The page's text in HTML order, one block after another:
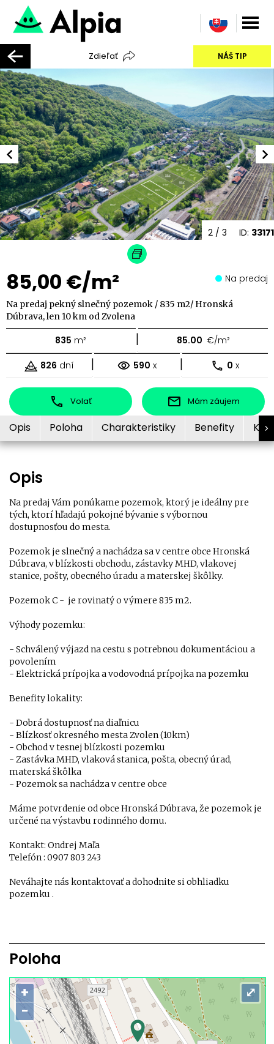
Zdieľať NÁŠ TIP
ID: 33171
2 / 3
85,00 €/m² Na predaj
Na predaj pekný slnečný pozemok / 835 m2/ Hronská
Dúbrava, len 10 km od Zvolena
835 m² | 85.00 €/m²
826 dní | 590 x | 0 x
Volať Mám záujem
Opis Poloha Charakteristiky Benefity
Opis
Na predaj Vám ponúkame pozemok, ktorý je ideálny pre
tých, ktorí hľadajú pokojné bývanie s výbornou
dostupnosťou do mesta.
Pozemok je slnečný a nachádza sa v centre obce Hronská
Dúbrava, v blízkosti obchodu, zástavky MHD, vlakovej
stanice, pošty, obecného úradu a materskej škôlky.
Pozemok C - je rovinatý o výmere 835 m2.
Výhody pozemku:
- Schválený výjazd na cestu s potrebnou dokumentáciou a
povolením
- Elektrická prípojka a vodovodná prípojka na pozemku
Benefity lokality:
- Dobrá dostupnosť na diaľnicu
- Blízkosť okresného mesta Zvolen (10km)
- Obchod v tesnej blízkosti pozemku
- Zastávka MHD, vlaková stanica, pošta, obecný úrad,
materská škôlka
- Pozemok sa nachádza v centre obce
Máme potvrdenie od obce Hronská Dúbrava, že pozemok je
určené na výstavbu rodinného domu.
Kontakt: Ondrej Maľa
Telefón : 0907 803 243
Neváhajte nás kontaktovať a dohodnite si obhliadku
pozemku .
Poloha
+
−
⤢